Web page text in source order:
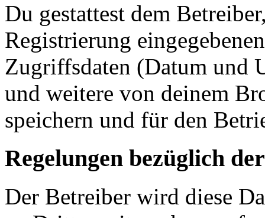
Du gestattest dem
Registrierung
Zugriffsdaten (Datum und
und weitere von deinem
speichern und für den
Regelungen bezüglich
Der Betreiber wird diese